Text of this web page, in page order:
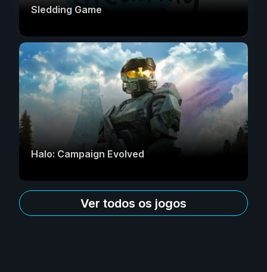
Sledding Game
Halo: Campaign Evolved
Ver todos os jogos